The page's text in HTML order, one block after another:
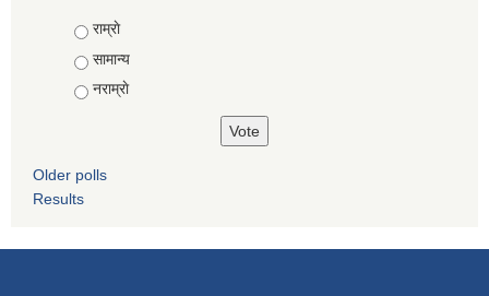
Choices
राम्राे
सामान्य
नराम्राे
Older polls
Results